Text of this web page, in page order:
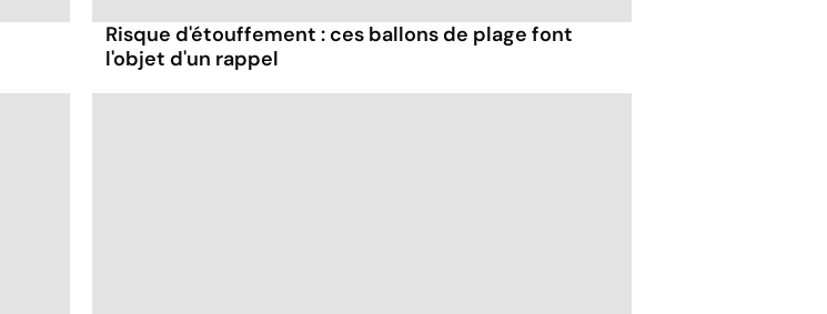
Risque d'étouffement : ces ballons de plage font
l'objet d'un rappel